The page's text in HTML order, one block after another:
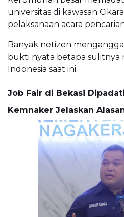
universitas di kawasan
pelaksanaan acara
Banyak netizen
bukti nyata betapa sulitnya
Indonesia saat ini.
Job Fair di Bekasi
Kemnaker Jelaskan